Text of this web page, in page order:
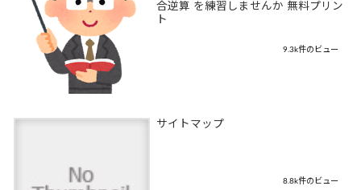
合逆算 を練習しませんか 無料プリン
ト
9.3k件のビュー
サイトマップ
8.8k件のビュー